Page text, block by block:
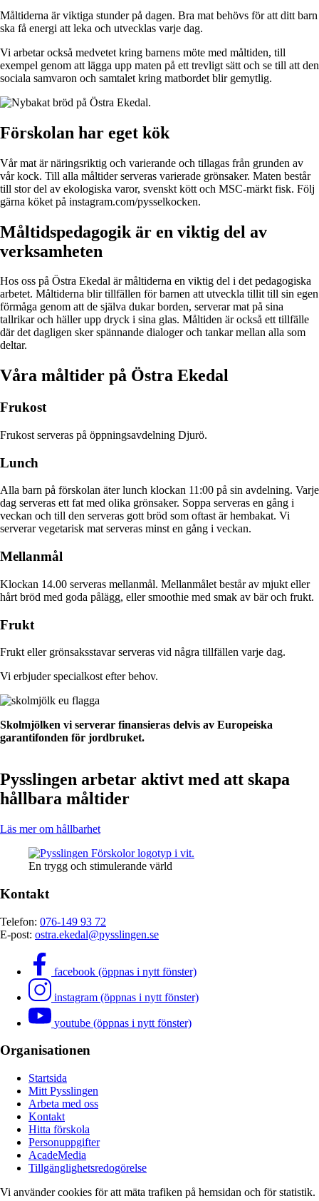
Måltiderna är viktiga stunder på dagen. Bra mat behövs för att ditt barn
ska få energi att leka och utvecklas varje dag.
Vi arbetar också medvetet kring barnens möte med måltiden, till
exempel genom att lägga upp maten på ett trevligt sätt och se till att den
sociala samvaron och samtalet kring matbordet blir gemytlig.
Förskolan har eget kök
Vår mat är näringsriktig och varierande och tillagas från grunden av
vår kock. Till alla måltider serveras varierade grönsaker. Maten består
till stor del av ekologiska varor, svenskt kött och MSC-märkt fisk. Följ
gärna köket på instagram.com/pysselkocken.
Måltidspedagogik är en viktig del av
verksamheten
Hos oss på Östra Ekedal är måltiderna en viktig del i det pedagogiska
arbetet. Måltiderna blir tillfällen för barnen att utveckla tillit till sin egen
förmåga genom att de själva dukar borden, serverar mat på sina
tallrikar och häller upp dryck i sina glas. Måltiden är också ett tillfälle
där det dagligen sker spännande dialoger och tankar mellan alla som
deltar.
Våra måltider på Östra Ekedal
Frukost
Frukost serveras på öppningsavdelning Djurö.
Lunch
Alla barn på förskolan äter lunch klockan 11:00 på sin avdelning. Varje
dag serveras ett fat med olika grönsaker. Soppa serveras en gång i
veckan och till den serveras gott bröd som oftast är hembakat. Vi
serverar vegetarisk mat serveras minst en gång i veckan.
Mellanmål
Klockan 14.00 serveras mellanmål. Mellanmålet består av mjukt eller
hårt bröd med goda pålägg, eller smoothie med smak av bär och frukt.
Frukt
Frukt eller grönsaksstavar serveras vid några tillfällen varje dag.
Vi erbjuder specialkost efter behov.
Skolmjölken vi serverar finansieras delvis av Europeiska
garantifonden för jordbruket.
Pysslingen arbetar aktivt med att skapa
hållbara måltider
Läs mer om hållbarhet
En trygg och stimulerande värld
Kontakt
Telefon: 076-149 93 72
E-post: ostra.ekedal@pysslingen.se
facebook (öppnas i nytt fönster)
instagram (öppnas i nytt fönster)
youtube (öppnas i nytt fönster)
Organisationen
Startsida
Mitt Pysslingen
Arbeta med oss
Kontakt
Hitta förskola
Personuppgifter
AcadeMedia
Tillgänglighetsredogörelse
Vi använder cookies för att mäta trafiken på hemsidan och för statistik.